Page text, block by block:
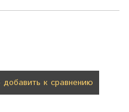
добавить к сравнению